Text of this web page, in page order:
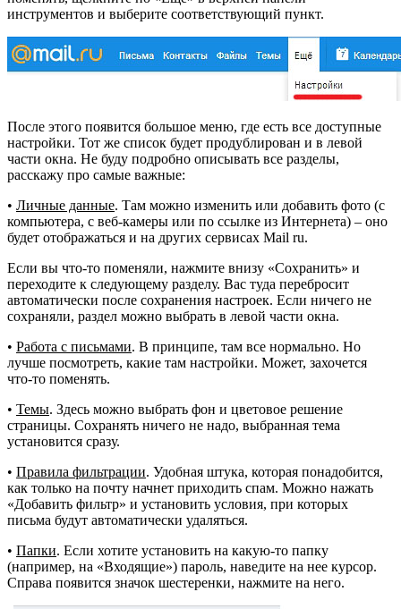
инструментов и выберите соответствующий пункт.
После этого появится большое меню, где есть все доступные
настройки. Тот же список будет продублирован и в левой
части окна. Не буду подробно описывать все разделы,
расскажу про самые важные:
• Личные данные. Там можно изменить или добавить фото (с
компьютера, с веб-камеры или по ссылке из Интернета) – оно
будет отображаться и на других сервисах Mail ru.
Если вы что-то поменяли, нажмите внизу «Сохранить» и
переходите к следующему разделу. Вас туда перебросит
автоматически после сохранения настроек. Если ничего не
сохраняли, раздел можно выбрать в левой части окна.
• Работа с письмами. В принципе, там все нормально. Но
лучше посмотреть, какие там настройки. Может, захочется
что-то поменять.
• Темы. Здесь можно выбрать фон и цветовое решение
страницы. Сохранять ничего не надо, выбранная тема
установится сразу.
• Правила фильтрации. Удобная штука, которая понадобится,
как только на почту начнет приходить спам. Можно нажать
«Добавить фильтр» и установить условия, при которых
письма будут автоматически удаляться.
• Папки. Если хотите установить на какую-то папку
(например, на «Входящие») пароль, наведите на нее курсор.
Справа появится значок шестеренки, нажмите на него.